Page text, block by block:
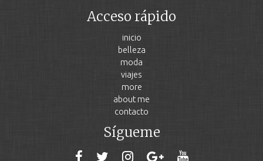
Acceso rápido
inicio
belleza
moda
viajes
more
about me
contacto
Sígueme